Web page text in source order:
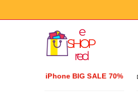
iPhone BIG SALE 70%